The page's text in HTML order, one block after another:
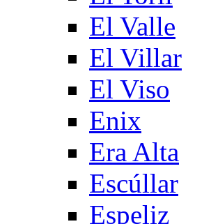
El Valle
El Villar
El Viso
Enix
Era Alta
Escúllar
Espeliz